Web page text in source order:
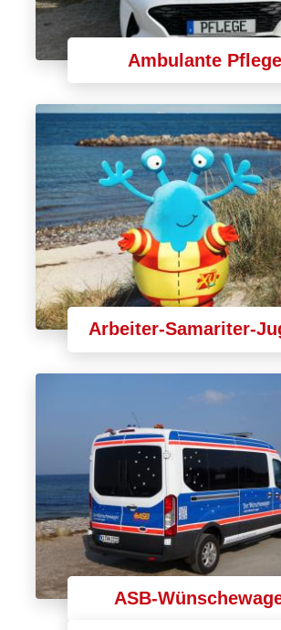
Ambulante Pflege
Arbeiter-Samariter-
ASB-